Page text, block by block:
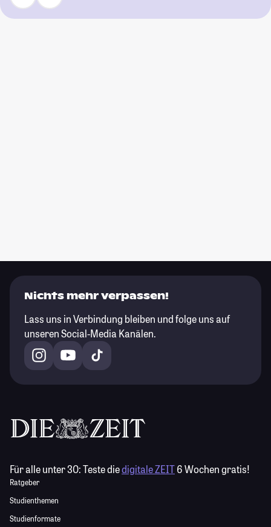
Nichts mehr verpassen!
Lass uns in Verbindung bleiben und folge uns auf
unseren Social-Media Kanälen.
Für alle unter 30:Teste diedigitale ZEIT6 Wochen gratis!
Ratgeber
Studienthemen
Studienformate